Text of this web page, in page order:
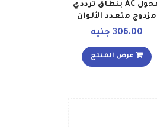
محول AC بنطاق ترددي
مزدوج متعدد الألوان
306.00 جنيه
عرض المنتج